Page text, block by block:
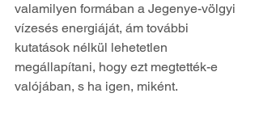
valamilyen formában a Jegenye-völgyi
vízesés energiáját, ám további
kutatások nélkül lehetetlen
megállapítani, hogy ezt megtették-e
valójában, s ha igen, miként.